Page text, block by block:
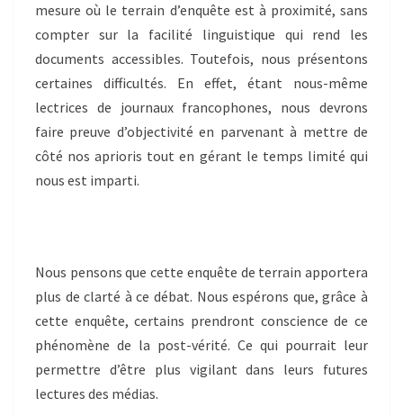
mesure où le terrain d’enquête est à proximité, sans
compter sur la facilité linguistique qui rend les
documents accessibles. Toutefois, nous présentons
certaines difficultés. En effet, étant nous-même
lectrices de journaux francophones, nous devrons
faire preuve d’objectivité en parvenant à mettre de
côté nos aprioris tout en gérant le temps limité qui
nous est imparti.
Nous pensons que cette enquête de terrain apportera
plus de clarté à ce débat. Nous espérons que, grâce à
cette enquête, certains prendront conscience de ce
phénomène de la post-vérité. Ce qui pourrait leur
permettre d’être plus vigilant dans leurs futures
lectures des médias.